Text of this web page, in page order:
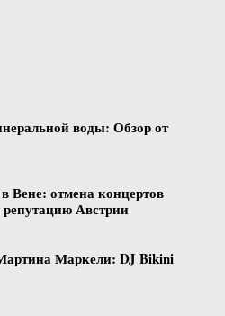
воды: Обзор от
Вене: отмена концертов
Австрии
Маркели: DJ Bikini